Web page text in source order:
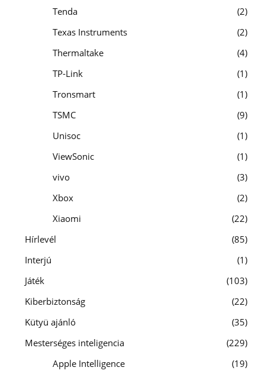
Tenda
2
Texas Instruments
2
Thermaltake
4
TP-Link
1
Tronsmart
1
TSMC
9
Unisoc
1
ViewSonic
1
vivo
3
Xbox
2
Xiaomi
22
Hírlevél
85
Interjú
1
Játék
103
Kiberbiztonság
22
Kütyü ajánló
35
Mesterséges inteligencia
229
Apple Intelligence
19